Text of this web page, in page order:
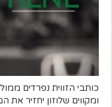
כותבי הזווית נפרדים
ומקווים שלוזון יחזיר את